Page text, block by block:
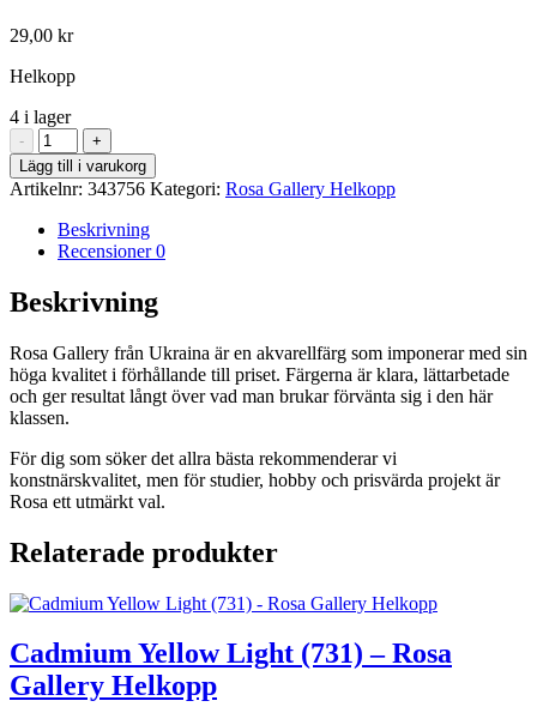
29,00 kr
Helkopp
4 i lager
-
Coral
(756)
-
Rosa
Gallery
Helkopp
mängd
+
Lägg till i varukorg
Artikelnr: 343756 Kategori: Rosa Gallery Helkopp
Beskrivning
Recensioner0
Beskrivning
Rosa Gallery från Ukraina är en akvarellfärg som imponerar med sin
höga kvalitet i förhållande till priset. Färgerna är klara, lättarbetade
och ger resultat långt över vad man brukar förvänta sig i den här
klassen.
För dig som söker det allra bästa rekommenderar vi
konstnärskvalitet, men för studier, hobby och prisvärda projekt är
Rosa ett utmärkt val.
Relaterade produkter
Cadmium Yellow Light (731) – Rosa
Gallery Helkopp